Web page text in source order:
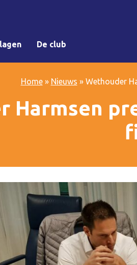
De club
Home» Nieuws » Wethouder
Harmsen